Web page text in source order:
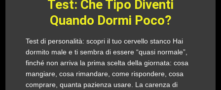
Test: Che Tipo Diventi
Quando Dormi Poco?
Test di personalità: scopri il tuo cervello stanco Hai
dormito male e ti sembra di essere “quasi normale”,
finché non arriva la prima scelta della giornata: cosa
mangiare, cosa rimandare, come rispondere, cosa
comprare, quanta pazienza usare. La carenza di